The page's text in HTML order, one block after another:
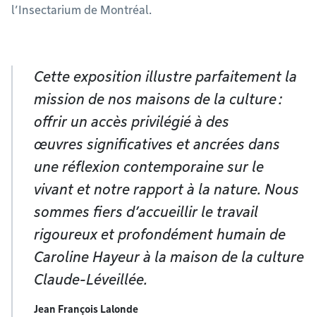
l’Insectarium de Montréal.
Cette exposition illustre parfaitement la
mission de nos maisons de la culture :
offrir un accès privilégié à des
œuvres significatives et ancrées dans
une réflexion contemporaine sur le
vivant et notre rapport à la nature. Nous
sommes fiers d’accueillir le travail
rigoureux et profondément humain de
Caroline Hayeur à la maison de la culture
Claude-Léveillée.
Jean François Lalonde